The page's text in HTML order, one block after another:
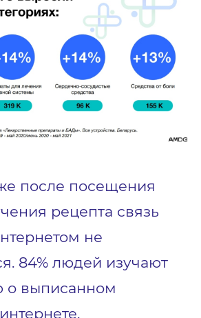
после посещения
рецепта связь
не
84% людей изучают
выписанном